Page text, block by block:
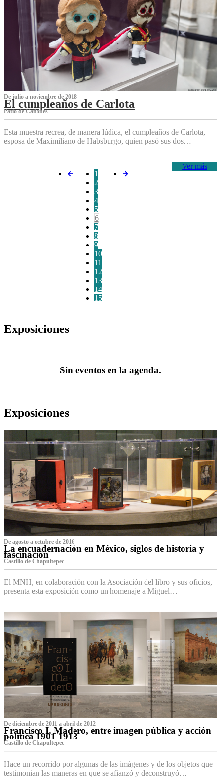
De julio a noviembre de 2018
El cumpleaños de Carlota
Patio de Cañones
Esta muestra recrea, de manera lúdica, el cumpleaños de Carlota,
esposa de Maximiliano de Habsburgo, quien pasó sus dos…
Ver más
1
2
3
4
5
6
7
8
9
10
11
12
13
14
15
Exposiciones
Sin eventos en la agenda.
Exposiciones
De agosto a octubre de 2016
La encuadernación en México, siglos de historia y
fascinación
Castillo de Chapultepec
El MNH, en colaboración con la Asociación del libro y sus oficios,
presenta esta exposición como un homenaje a Miguel…
De diciembre de 2011 a abril de 2012
Francisco I. Madero, entre imagen pública y acción
política 1901 1913
Castillo de Chapultepec
Hace un recorrido por algunas de las imágenes y de los objetos que
testimonian las maneras en que se afianzó y deconstruyó…